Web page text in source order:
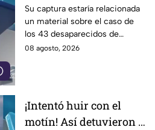
Guerrero, Ángel
Aguirre Rivero
Su captura estaría relacionada
un material sobre el caso de
los 43 desaparecidos de
Ayotzinapa
08 agosto, 2026
¡Intentó huir con el
motín! Así detuvieron a